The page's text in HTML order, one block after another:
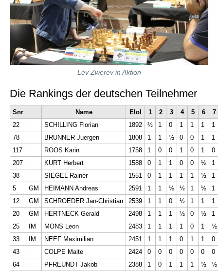
Lev Zwerev in Aktion
Die Rankings der deutschen Teilnehmer
Snr Name EloI 1 2 3 4 5 6
7
22
SCHILLING Florian 1892 ½ 1 0 1 1 1
1
78
BRUNNER Juergen 1808 1 1 ½ 0 0 1
1
117
ROOS Karin 1758 1 0 0 1 0 1
0
207
KURT Herbert 1588 0 1 1 0 0 ½
1
38
SIEGEL Rainer 1551 0 1 1 1 1 ½
1
5
GM HEIMANN Andreas 2591 1 1 ½ ½ 1 ½
1
12
GM SCHROEDER Jan-Christian 2539 1 1 0 ½ 1 1
1
20
GM HERTNECK Gerald 2498 1 1 1 ½ 0 ½
1
25
IM MONS Leon 2483 1 1 1 1 0 1
½
33
IM NEEF Maximilian 2451 1 1 1 0 1 1
0
43
COLPE Malte 2424 0 0 0 0 0 0
0
64
PFREUNDT Jakob 2388 1 0 1 1 1 ½ ½